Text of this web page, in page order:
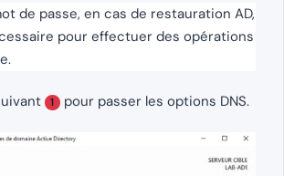
de passe, en cas de restauration AD,
pour effectuer des opérations
1 pour passer les options DNS.